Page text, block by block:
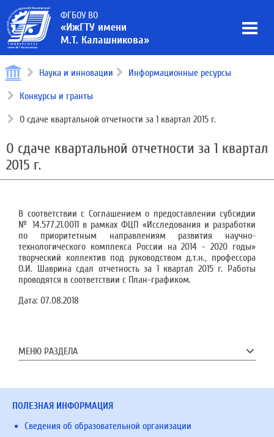
ФГБОУ ВО
«ИжГТУ имени
М.Т. Калашникова»
Наука и инновации Информационные ресурсы
Конкурсы и гранты
О сдаче квартальной отчетности за 1 квартал 2015 г.
О сдаче квартальной отчетности за 1 квартал
2015 г.
В соответствии с Соглашением о предоставлении субсидии
№ 14.577.21.0011 в рамках ФЦП «Исследования и разработки
по приоритетным направлениям развития научно-
технологического комплекса России на 2014 - 2020 годы»
творческий коллектив под руководством д.т.н., профессора
О.И. Шаврина сдал отчетность за 1 квартал 2015 г. Работы
проводятся в соответствии с План-графиком.
Дата: 07.08.2018
МЕНЮ РАЗДЕЛА
ПОЛЕЗНАЯ ИНФОРМАЦИЯ
Сведения об образовательной организации